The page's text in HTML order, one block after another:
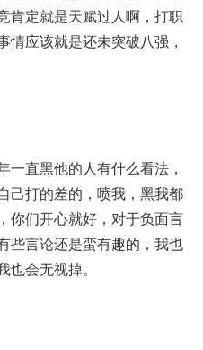
肯定就是天赋过人啊，打职
情应该就是还未突破八强，
一直黑他的人有什么看法，
己打的差的，喷我，黑我都
你们开心就好，对于负面言
些言论还是蛮有趣的，我也
也会无视掉。